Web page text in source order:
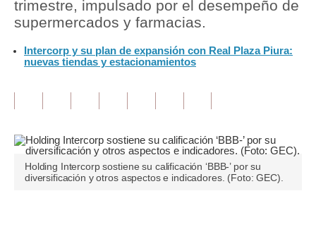
Finanzas Personales
Plus G
Opinión
Pregunta de hoy
Blogs
trimestre, impulsado por el desempeño de
supermercados y farmacias.
Intercorp y su plan de expansión con Real Plaza Piura:
nuevas tiendas y estacionamientos
Holding Intercorp sostiene su calificación ‘BBB-’ por su
diversificación y otros aspectos e indicadores. (Foto: GEC).